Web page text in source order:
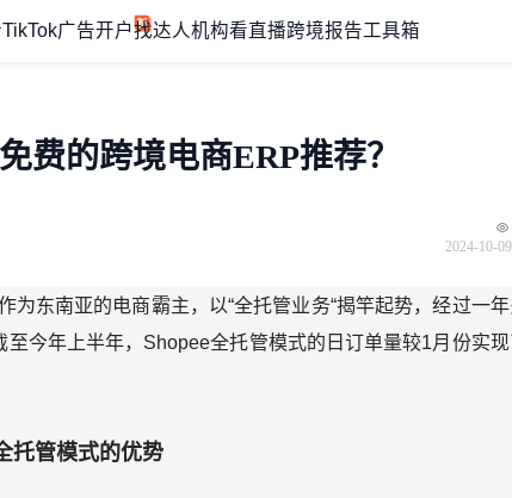
TikTok广告开户找达人机构看直播跨境报告工具箱
费的跨境电商ERP推荐？
2024-10-
为东南亚的电商霸主，以“全托管业务“揭竿起势，经过一
今年上半年，Shopee全托管模式的日订单量较1月份实
托管模式的优势